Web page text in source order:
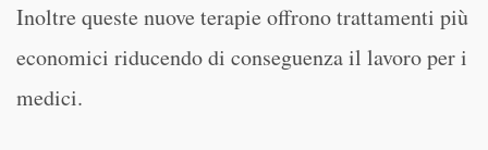
Inoltre queste nuove terapie offrono trattamenti più
economici riducendo di conseguenza il lavoro per i
medici.